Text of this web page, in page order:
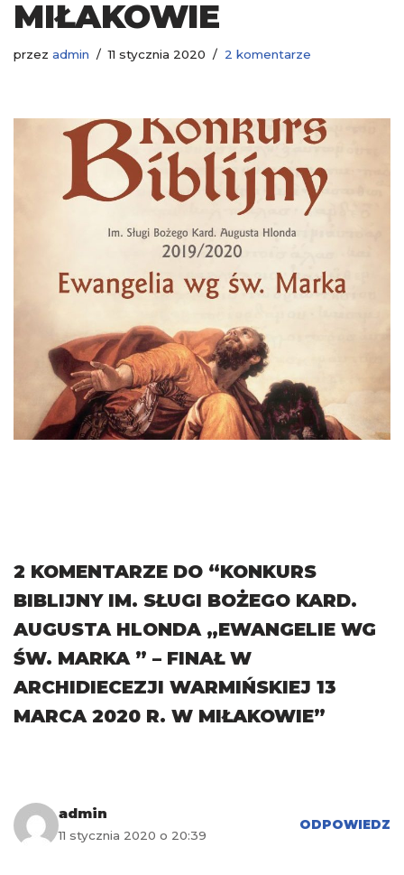
MIŁAKOWIE
przez admin 11 stycznia 2020 2 komentarze
2 KOMENTARZE DO “KONKURS
BIBLIJNY IM. SŁUGI BOŻEGO KARD.
AUGUSTA HLONDA „EWANGELIE WG
ŚW. MARKA ” – FINAŁ W
ARCHIDIECEZJI WARMIŃSKIEJ 13
MARCA 2020 R. W MIŁAKOWIE”
admin
11 stycznia 2020 o 20:39
ODPOWIEDZ